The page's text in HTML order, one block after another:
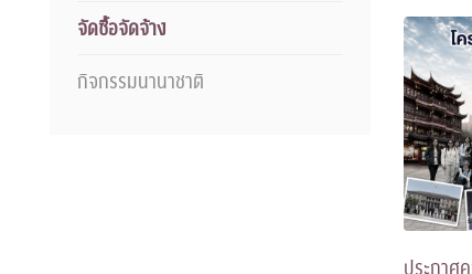
จัดซื้อจัดจ้าง
กิจกรรมนานาชาติ